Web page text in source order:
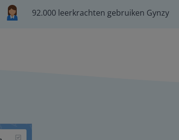
92.000 leerkrachten gebruiken Gynzy